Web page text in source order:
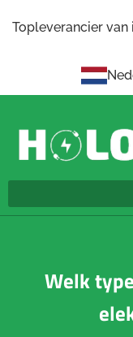
Topleverancier
Welk